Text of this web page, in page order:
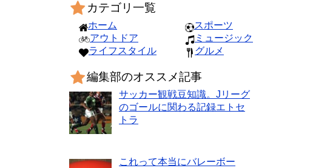
カテゴリ一覧
ホーム
アウトドア
ライフスタイル
スポーツ
ミュージック
グルメ
編集部のオススメ記事
サッカー観戦豆知識。Jリーグ
のゴールに関わる記録エトセ
トラ
これって本当にバレーボー